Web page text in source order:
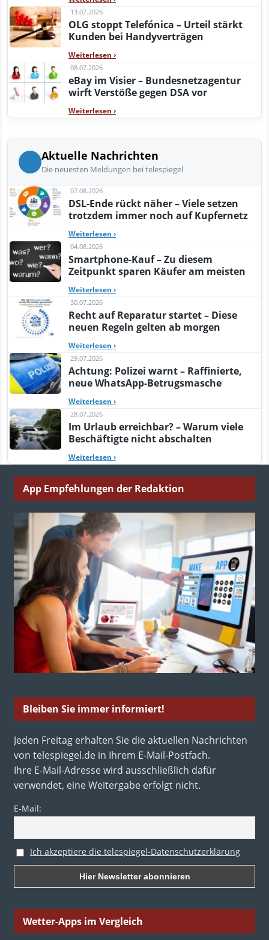
13.07.2026
OLG stoppt Telefónica – Urteil stärkt
Kunden bei Handyverträgen
Weiterlesen ›
08.07.2026
eBay im Visier – Bundesnetzagentur
wirft Verstöße gegen DSA vor
Weiterlesen ›
Aktuelle Nachrichten
Die neuesten Meldungen bei telespiegel
07.08.2026
DSL-Ende rückt näher – Viele setzen
trotzdem immer noch auf Kupfernetz
Weiterlesen ›
04.08.2026
Smartphone-Kauf – Zu diesem
Zeitpunkt sparen Käufer am meisten
Weiterlesen ›
30.07.2026
Recht auf Reparatur startet – Diese
neuen Regeln gelten ab morgen
Weiterlesen ›
29.07.2026
Achtung: Polizei warnt – Raffinierte,
neue WhatsApp-Betrugsmasche
Weiterlesen ›
28.07.2026
Im Urlaub erreichbar? – Warum viele
Beschäftigte nicht abschalten
Weiterlesen ›
App Empfehlungen der Redaktion
Bleiben Sie immer informiert!
Jeden Freitag erhalten Sie die aktuellen Nachrichten
von telespiegel.de in Ihrem E-Mail-Postfach.
Ihre E-Mail-Adresse wird ausschließlich dafür
verwendet, eine Weitergabe erfolgt nicht.
E-Mail:
Ich akzeptiere die telespiegel-Datenschutzerklärung
Wetter-Apps im Vergleich